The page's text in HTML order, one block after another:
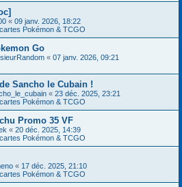
« 09 janv. 2026, 18:22
Pokémon & TCGO
Go
« 07 janv. 2026, 09:21
Sancho le Cubain !
« 23 déc. 2025, 23:21
Pokémon & TCGO
Promo 35 VF
« 20 déc. 2025, 14:39
Pokémon & TCGO
« 17 déc. 2025, 21:10
Pokémon & TCGO